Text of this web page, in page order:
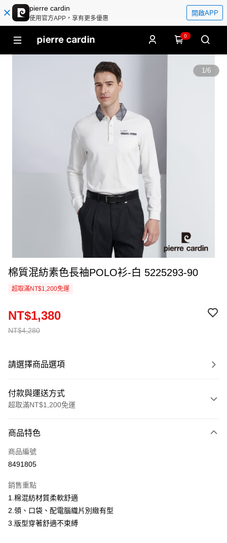
pierre cardin
使用官方APP，享有更多優惠
開啟APP
0
1/6
棉質混紡素色長袖POLO衫-白 5225293-90
超取滿NT$1,200免運
NT$4,280
NT$1,380
請選擇商品選項
付款與運送方式
超取滿NT$1,200免運
信用卡一次付款
超商取貨付款
Apple Pay
悠遊付
商品特色
商品編號
8491805
銷售重點
1.棉混紡材質柔軟舒適
2.領、口袋、配電腦織片別緻有型
3.版型穿著舒適不束縛